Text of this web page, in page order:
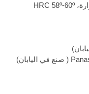
HRC 58º-60º